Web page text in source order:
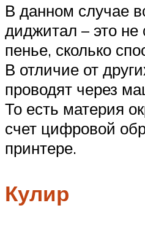
В данном случае
диджитал – это не
пенье, сколько
В отличие от
проводят через
То есть материя
счет цифровой
принтере.
Кулир